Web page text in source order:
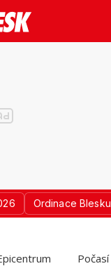
Ordinace Blesku
Počasí